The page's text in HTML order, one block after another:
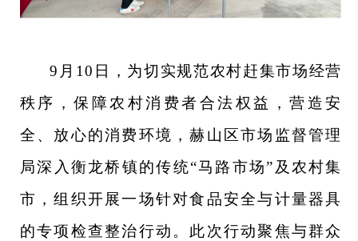
9月10日，为切实规范农村赶集市场经营
秩序，保障农村消费者合法权益，营造安
全、放心的消费环境，赫山区市场监督管理
局深入衡龙桥镇的传统“马路市场”及农村集
市，组织开展一场针对食品安全与计量器具
的专项检查整治行动。此次行动聚焦与群众